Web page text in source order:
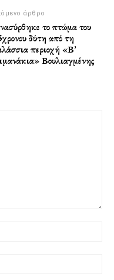
άρθρο
το πτώμα του
δύτη από τη
περιοχή «Β’
Βουλιαγμένης